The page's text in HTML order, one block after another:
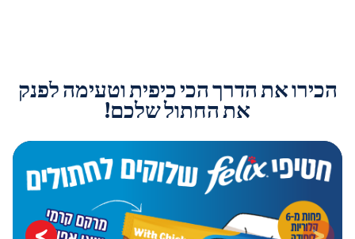
הכירו את הדרך הכי כיפית וטעימה לפנק
את החתול שלכם!